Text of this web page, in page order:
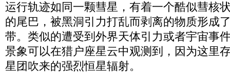
运行轨迹如同一颗彗星，有着一个酷似彗核
的尾巴，被黑洞引力打乱而剥离的物质形成
带。类似的遭受到外界天体引力或者宇宙事
景象可以在猎户座星云中观测到，因为这里
星团吹来的强烈恒星辐射。